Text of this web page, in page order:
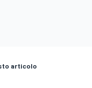
articolo